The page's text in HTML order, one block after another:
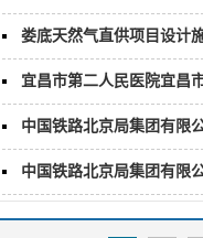
娄底天然气直供项目设计
宜昌市第二人民医院宜昌
中国铁路北京局集团有限
中国铁路北京局集团有限